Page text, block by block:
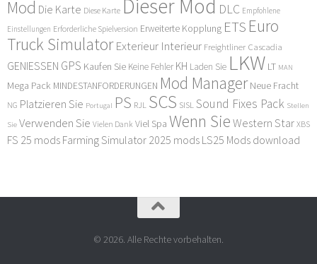
Mod Die Karte Diese Karte Dieser Mod DLC Empfohlene
Einstellungen Erforderliche Spielversion Erweiterte Kopplung ETS Euro
Truck Simulator Exterieur Interieur Freightliner Cascadia
GENIESSEN GPS Kaufen Sie Keine Fehler KH Laden Sie LKW LT MAN
Mega Pack MINDESTANFORDERUNGEN Mod Manager Neue Fracht
NG Platzieren Sie Portugal PS RJL SCS SISLSound Fixes Pack Stellen
Sie Verwenden Sie Vielen Dank Viel Spa Wenn Sie Western Star XBS
FS 25 mods Farming Simulator 2025 mods LS25 Mods download
© 2026. Alle Rechte vorbehalten.